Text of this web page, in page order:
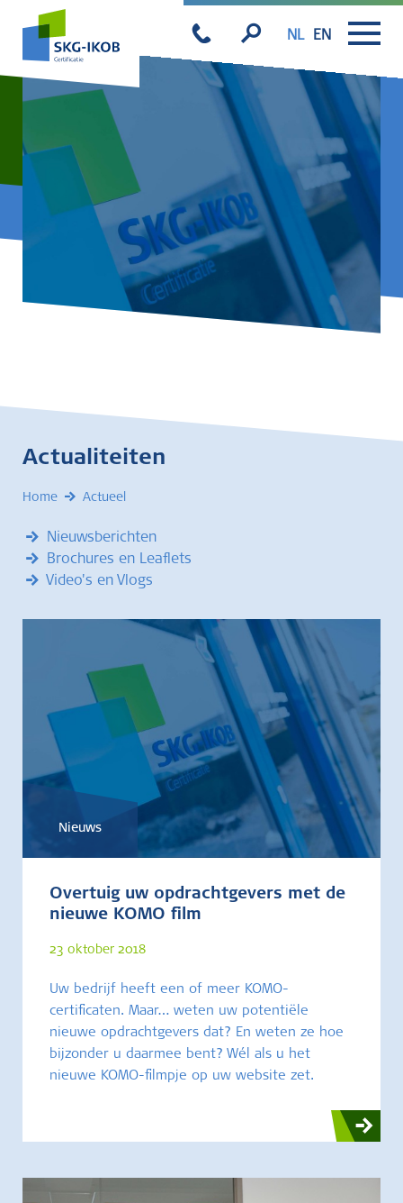
NL EN
Actualiteiten
Home Actueel
Nieuwsberichten
Brochures en Leaflets
Video's en Vlogs
Nieuws
Overtuig uw opdrachtgevers met de
nieuwe KOMO film
23 oktober 2018
Uw bedrijf heeft een of meer KOMO-
certificaten. Maar… weten uw potentiële
nieuwe opdrachtgevers dat? En weten ze hoe
bijzonder u daarmee bent? Wél als u het
nieuwe KOMO-filmpje op uw website zet.